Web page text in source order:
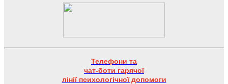
Телефони та
чат-боти гарячої
лінії психологічної допомоги